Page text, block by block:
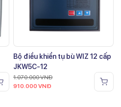
Bộ điều khiển tụ bù WIZ 12 cấp
JKW5C-12
1.070.000VNĐ
910.000 VNĐ